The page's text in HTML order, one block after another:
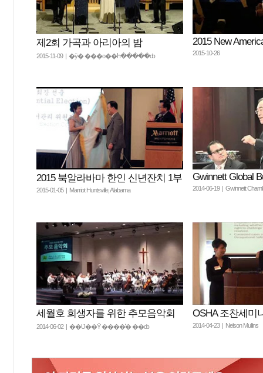
제2회 가곡과 아리아의 밤
2015-11-09 | �ÿ� ���ο��հ�����ȸ
2015 New
2015-10-26
2015 북알라바마 한인 신년잔치 1부
2015-01-05 | Marriot Huntsville, Alabama
Gwinnett Global
2014-06-19 | Gwinnett
세월호 희생자를 위한 추모음악회
2014-06-02 | ��Ʋ��Ÿ ����̽� ��ȸ
OSHA 조찬세미
2014-04-23 | Nelson Mullins